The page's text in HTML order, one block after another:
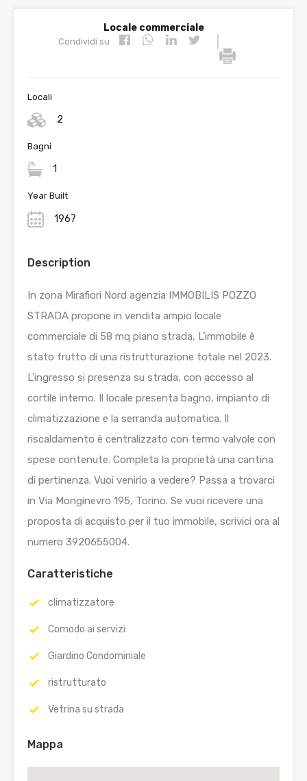
Locale commerciale
Condividi su
Locali
2
Bagni
1
Year Built
1967
Description
In zona Mirafiori Nord agenzia IMMOBILIS POZZO
STRADA propone in vendita ampio locale
commerciale di 58 mq piano strada, L’immobile è
stato frutto di una ristrutturazione totale nel 2023.
L’ingresso si presenza su strada, con accesso al
cortile interno. Il locale presenta bagno, impianto di
climatizzazione e la serranda automatica. Il
riscaldamento è centralizzato con termo valvole con
spese contenute. Completa la proprietà una cantina
di pertinenza. Vuoi venirlo a vedere? Passa a trovarci
in Via Monginevro 195, Torino. Se vuoi ricevere una
proposta di acquisto per il tuo immobile, scrivici ora al
numero 3920655004.
Caratteristiche
climatizzatore
Comodo ai servizi
Giardino Condominiale
ristrutturato
Vetrina su strada
Mappa